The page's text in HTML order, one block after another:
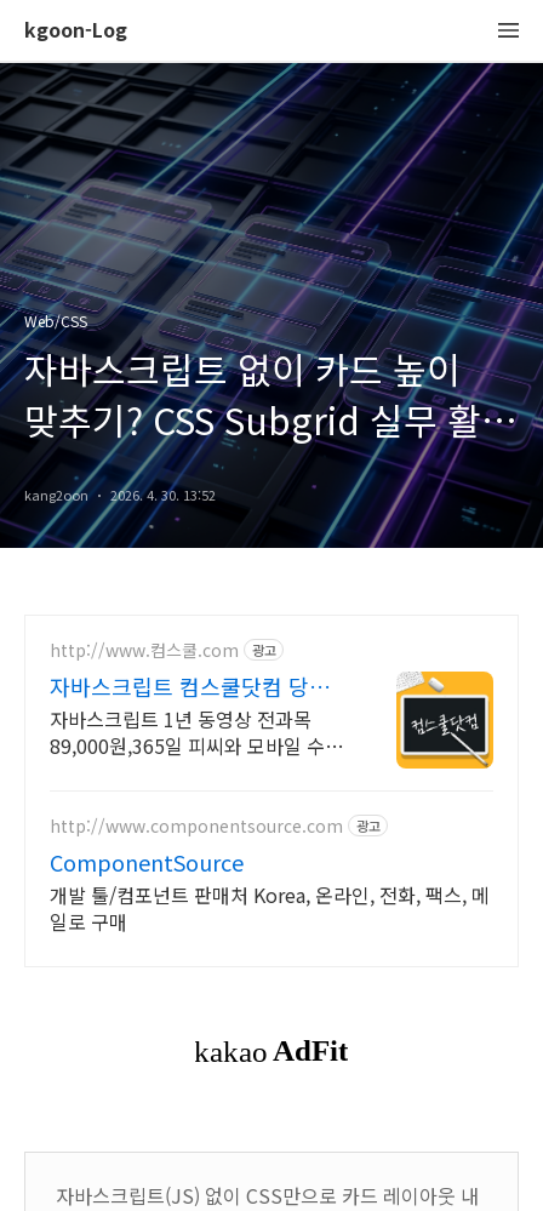
kgoon-Log
Web/CSS
자바스크립트 없이 카드 높이
맞추기? CSS Subgrid 실무 활용
완벽 가이드
kang2oon 2026. 4. 30. 13:52
http://www.컴스쿨.com 광고
자바스크립트 컴스쿨닷컴 당일
신청&결제시 기프티콘!
자바스크립트 1년 동영상 전과목
89,000원,365일 피씨와 모바일 수강
http://www.componentsource.com 광고
ComponentSource
개발 툴/컴포넌트 판매처 Korea, 온라인, 전화, 팩스, 메
일로 구매
자바스크립트(JS) 없이 CSS만으로 카드 레이아웃 내